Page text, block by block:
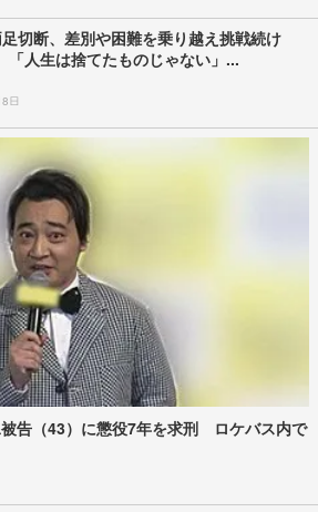
切断、差別や困難を乗り越え挑戦続け
人生は捨てたものじゃない」...
日
告（43）に懲役7年を求刑 ロケバス内で